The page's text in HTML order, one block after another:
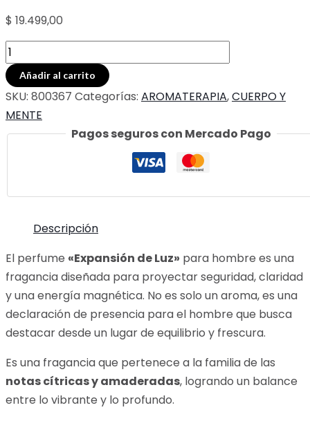
$ 19.499,00
LOCION
AL
EXTRACTO
HOMBRE
N°5-
Añadir al carrito
SKU: 800367 Categorías: AROMATERAPIA,CUERPO Y
MENTE
Pagos seguros con Mercado Pago
Descripción
El perfume «Expansión de Luz» para hombre es una
fragancia diseñada para proyectar seguridad, claridad
y una energía magnética. No es solo un aroma, es una
declaración de presencia para el hombre que busca
destacar desde un lugar de equilibrio y frescura.
Es una fragancia que pertenece a la familia de las
notas cítricas y amaderadas, logrando un balance
entre lo vibrante y lo profundo.